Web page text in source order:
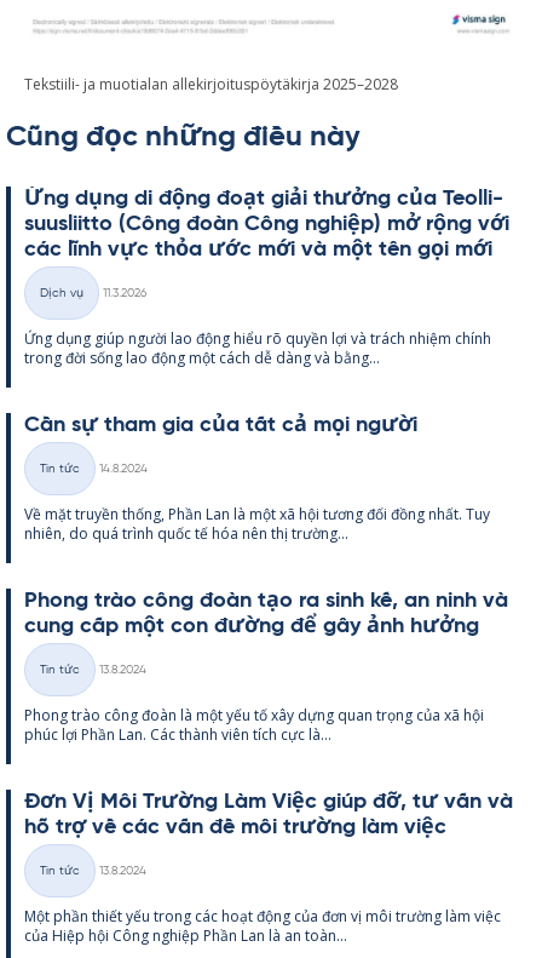
Tekstiili- ja muotialan allekirjoituspöytäkirja 2025–2028
Cũng đọc những điều này
Ứng dụng di động đoạt giải thưởng của Teol­li­
suus­liitto (Công đoàn Công ng­hiệp) mở rộng với
các lĩnh vực thỏa ước mới và một tên gọi mới
Thể
loại
Dịch vụ
11.3.2026
Ứng dụng giúp người lao động hiểu rõ qu­yền lợi và trách nhiệm chính
trong đời sống lao động một cách dễ dàng và bằng...
Cần sự tham gia của tất cả mọi người
Thể
loại
Tin tức
14.8.2024
Về mặt tru­yền thống, Phần Lan là một xã hội tương đối đồng nhất. Tuy
nhiên, do quá trình quốc tế hóa nên thị trường...
Phong trào công đoàn tạo ra sinh kế, an ninh và
cung cấp một con đường để gây ảnh hưởng
Thể
loại
Tin tức
13.8.2024
Phong trào công đoàn là một yếu tố xây dựng quan trọng của xã hội
phúc lợi Phần Lan. Các thành viên tích cực là...
Đơn Vị Môi Trường Làm Việc giúp đỡ, tư vấn và
hỗ trợ về các vấn đề môi trường làm việc
Thể
loại
Tin tức
13.8.2024
Một phần thiết yếu trong các hoạt động của đơn vị môi trường làm việc
của Hiệp hội Công ng­hiệp Phần Lan là an toàn...